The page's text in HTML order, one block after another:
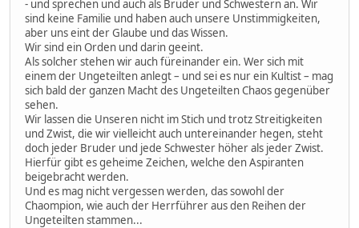
- und sprechen und auch als Brüder und Schwestern an. Wir
sind keine Familie und haben auch unsere Unstimmigkeiten,
aber uns eint der Glaube und das Wissen.
Wir sind ein Orden und darin geeint.
Als solcher stehen wir auch füreinander ein. Wer sich mit
einem der Ungeteilten anlegt – und sei es nur ein Kultist – mag
sich bald der ganzen Macht des Ungeteilten Chaos gegenüber
sehen.
Wir lassen die Unseren nicht im Stich und trotz Streitigkeiten
und Zwist, die wir vielleicht auch untereinander hegen, steht
doch jeder Bruder und jede Schwester höher als jeder Zwist.
Hierfür gibt es geheime Zeichen, welche den Aspiranten
beigebracht werden.
Und es mag nicht vergessen werden, das sowohl der
Chaompion, wie auch der Herrführer aus den Reihen der
Ungeteilten stammen...